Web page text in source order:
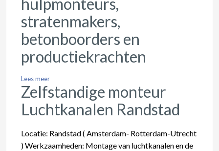
stratenmakers,
betonboorders en
productiekrachten
Lees meer
Zelfstandige monteur
Luchtkanalen Randstad
Locatie: Randstad ( Amsterdam- Rotterdam-Utrecht
) Werkzaamheden: Montage van luchtkanalen en de